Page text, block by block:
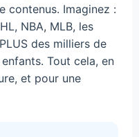
contenus. Imaginez :
NBA, MLB, les
des milliers de
Tout cela, en
et pour une